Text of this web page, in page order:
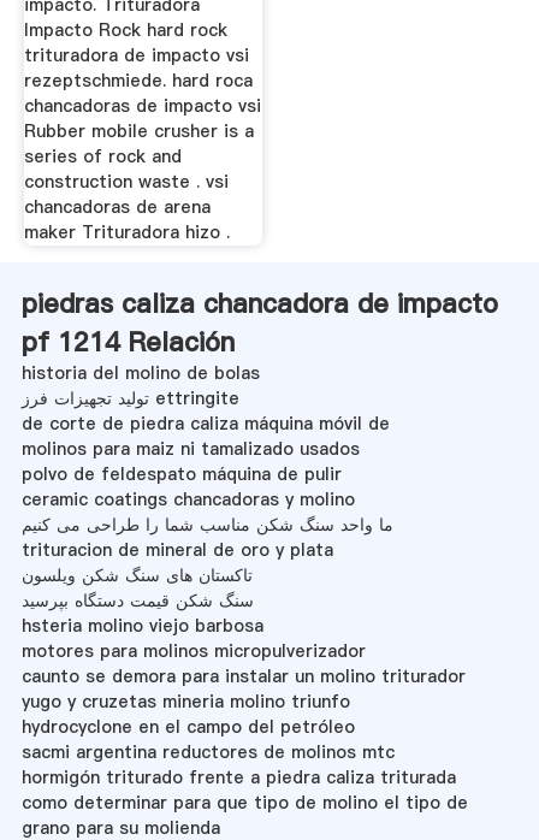
Impacto Rock hard rock
trituradora de impacto vsi
rezeptschmiede. hard roca
chancadoras de impacto vsi
Rubber mobile crusher is a
series of rock and
construction waste . vsi
chancadoras de arena
maker Trituradora hizo .
piedras caliza chancadora de impacto
pf 1214 Relación
historia del molino de bolas
تولید تجهیزات فرز ettringite
de corte de piedra caliza máquina móvil de
molinos para maiz ni tamalizado usados
polvo de feldespato máquina de pulir
ceramic coatings chancadoras y molino
ما واحد سنگ شکن مناسب شما را طراحی می کنیم
trituracion de mineral de oro y plata
تاکستان های سنگ شکن ویلسون
سنگ شکن قیمت دستگاه بپرسید
hsteria molino viejo barbosa
motores para molinos micropulverizador
caunto se demora para instalar un molino triturador
yugo y cruzetas mineria molino triunfo
hydrocyclone en el campo del petróleo
sacmi argentina reductores de molinos mtc
hormigón triturado frente a piedra caliza triturada
como determinar para que tipo de molino el tipo de
grano para su molienda